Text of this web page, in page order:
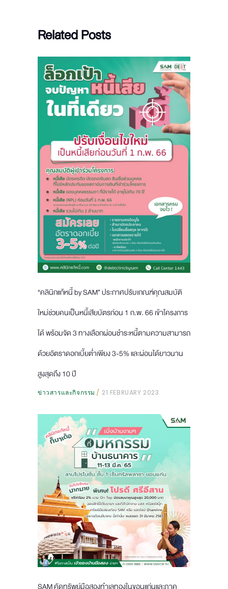
Related Posts
“คลินิกแก้หนี้ by SAM” ประกาศปรับเกณฑ์คุณสมบัติ
ใหม่ช่วยคนเป็นหนี้เสียบัตรก่อน 1 ก.พ. 66 เข้าโครงการ
ได้ พร้อมจัด 3 ทางเลือกผ่อนชำระหนี้ตามความสามารถ
ด้วยอัตราดอกเบี้ยต่ำเพียง 3-5% และผ่อนได้ยาวนาน
สูงสุดถึง 10 ปี
ข่าวสารและกิจกรรม 21 FEBRUARY 2023